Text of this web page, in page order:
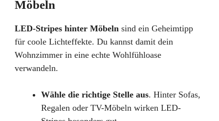
Möbeln
LED-Stripes hinter Möbeln sind ein Geheimtipp
für coole Lichteffekte. Du kannst damit dein
Wohnzimmer in eine echte Wohlfühloase
verwandeln.
Wähle die richtige Stelle aus. Hinter Sofas,
Regalen oder TV-Möbeln wirken LED-